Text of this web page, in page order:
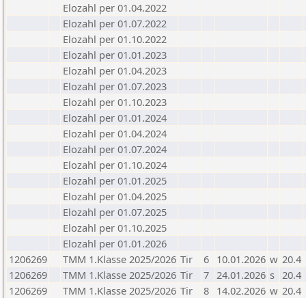
Elozahl per 01.04.2022
Elozahl per 01.07.2022
Elozahl per 01.10.2022
Elozahl per 01.01.2023
Elozahl per 01.04.2023
Elozahl per 01.07.2023
Elozahl per 01.10.2023
Elozahl per 01.01.2024
Elozahl per 01.04.2024
Elozahl per 01.07.2024
Elozahl per 01.10.2024
Elozahl per 01.01.2025
Elozahl per 01.04.2025
Elozahl per 01.07.2025
Elozahl per 01.10.2025
Elozahl per 01.01.2026
1206269
TMM 1.Klasse 2025/2026 Tir 6 10.01.2026 w 20.4
1206269
TMM 1.Klasse 2025/2026 Tir 7 24.01.2026 s 20.4
1206269
TMM 1.Klasse 2025/2026 Tir 8 14.02.2026 w 20.4